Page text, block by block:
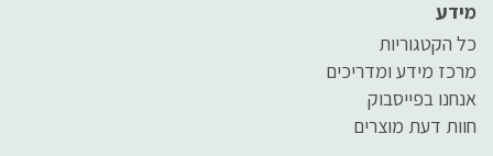
מידע
כל הקטגוריות
מרכז מידע ומדריכים
אנחנו בפייסבוק
חוות דעת מוצרים